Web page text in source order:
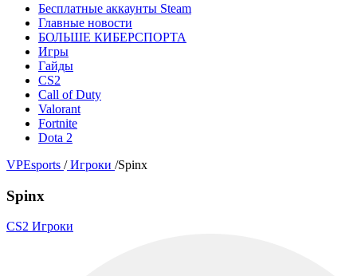
Бесплатные аккаунты Steam
Главные новости
БОЛЬШЕ КИБЕРСПОРТА
Игры
Гайды
CS2
Call of Duty
Valorant
Fortnite
Dota 2
VPEsports / Игроки /Spinx
Spinx
CS2 Игроки